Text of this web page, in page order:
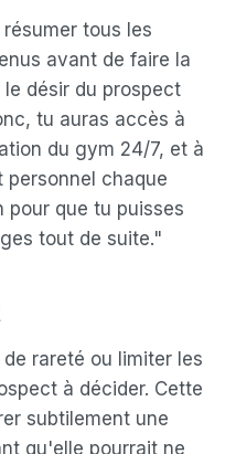
tous les
avant de faire la
désir du prospect
tu auras accès à
du gym 24/7, et à
chaque
pour que tu puisses
tout de suite."
rareté ou limiter les
à décider. Cette
subtilement une
qu'elle pourrait ne